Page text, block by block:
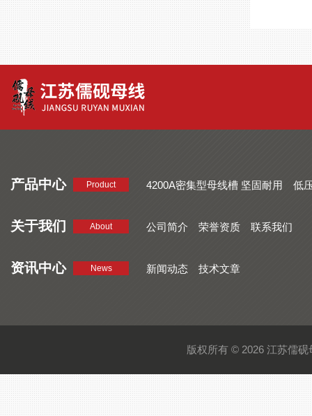
产品中心 Product 4200A密集型母线槽 坚固耐用
低
关于我们 About 公司简介 荣誉资质 联系我们
资讯中心 News 新闻动态 技术文章
版权所有 © 2026 江苏儒